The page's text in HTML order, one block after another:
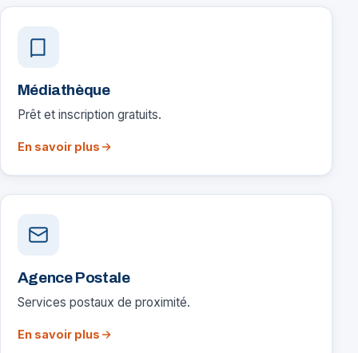
Médiathèque
Prêt et inscription gratuits.
En savoir plus
Agence Postale
Services postaux de proximité.
En savoir plus